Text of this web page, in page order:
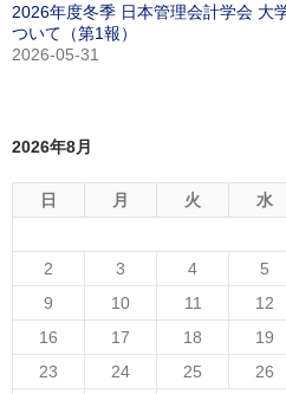
2026年度冬季 日本管理会計学会 大
ついて（第1報）
2026-05-31
2026年8月
日 月 火 水
2
3 4 5
9
10 11 12
16
17 18 19
23
24 25 26